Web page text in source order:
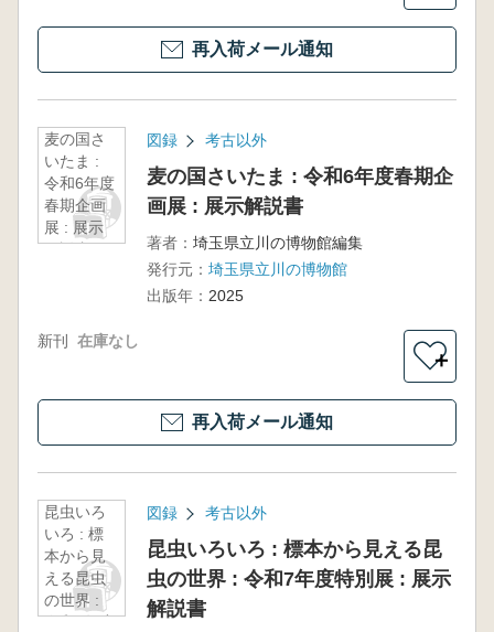
再入荷メール通知
麦の国さ
いたま :
令和6年度
春期企画
展 : 展示
解説書
図録 考古以外
麦の国さいたま : 令和6年度春期企
画展 : 展示解説書
著者： 埼玉県立川の博物館編集
発行元： 埼玉県立川の博物館
出版年： 2025
新刊 在庫なし
＋
再入荷メール通知
昆虫いろ
いろ : 標
本から見
える昆虫
の世界 :
令和7年度
図録 考古以外
昆虫いろいろ : 標本から見える昆
虫の世界 : 令和7年度特別展 : 展示
解説書